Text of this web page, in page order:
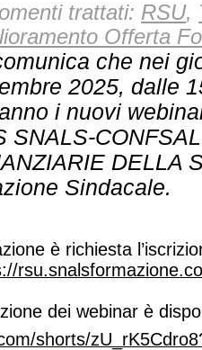
trattati: RSU,
Offerta
che nei
2025, dalle
i nuovi
SNALS-
DELLA
Sindacale.
è richiesta
dei webinar è
shorts/